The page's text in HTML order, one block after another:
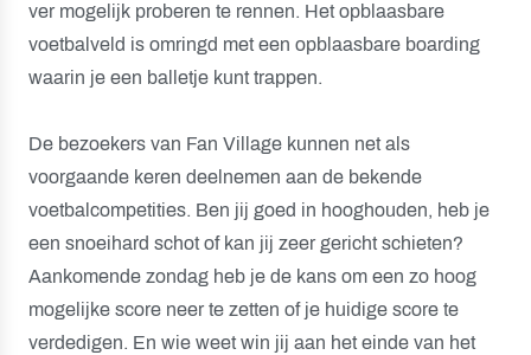
ver mogelijk proberen te rennen. Het opblaasbare
voetbalveld is omringd met een opblaasbare boarding
waarin je een balletje kunt trappen.
De bezoekers van Fan Village kunnen net als
voorgaande keren deelnemen aan de bekende
voetbalcompetities. Ben jij goed in hooghouden, heb je
een snoeihard schot of kan jij zeer gericht schieten?
Aankomende zondag heb je de kans om een zo hoog
mogelijke score neer te zetten of je huidige score te
verdedigen. En wie weet win jij aan het einde van het